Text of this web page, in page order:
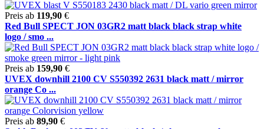
Preis ab 119,90 €
Red Bull SPECT JON 03GR2 matt black black strap white
logo / smo ...
Preis ab 159,90 €
UVEX downhill 2100 CV S550392 2631 black matt / mirror
orange Co ...
Preis ab 89,90 €